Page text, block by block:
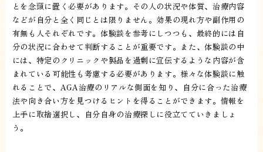
とを念頭に置く必要があります。その人の状況や体質、治療内容
などが自分と全く同じとは限りません。効果の現れ方や副作用の
有無も人それぞれです。体験談を参考にしつつも、最終的には自
分の状況に合わせて判断することが重要です。また、体験談の中
には、特定のクリニックや製品を過剰に宣伝するような内容が含
まれている可能性も考慮する必要があります。様々な体験談に触
れることで、AGA治療のリアルな側面を知り、自分に合った治療
法や向き合い方を見つけるヒントを得ることができます。情報を
上手に取捨選択し、自分自身の治療探しに役立てていきましょ
う。